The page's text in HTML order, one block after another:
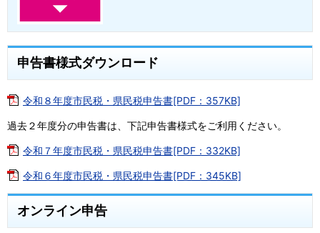
申告書様式ダウンロード
令和８年度市民税・県民税申告書[PDF：357KB]
過去２年度分の申告書は、下記申告書様式をご利用ください。
令和７年度市民税・県民税申告書[PDF：332KB]
令和６年度市民税・県民税申告書[PDF：345KB]
オンライン申告